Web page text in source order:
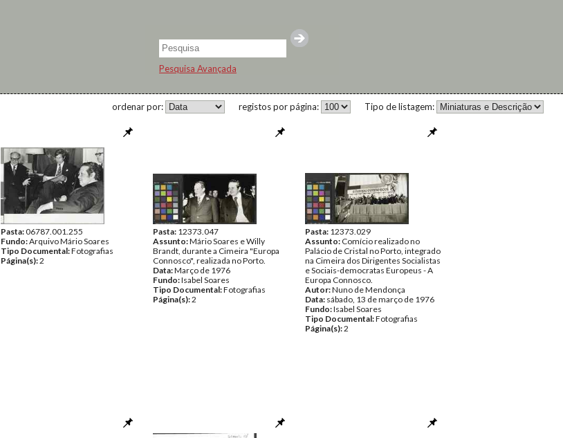
Pesquisa Avançada
Tipo de listagem:
registos por página:
ordenar por:
Pasta:06787.001.255
Fundo:Arquivo Mário Soares
Tipo Documental:Fotografias
Página(s):2
Pasta: 12373.047
Assunto:Mário Soares e Willy
Brandt, durante a Cimeira "Europa
Connosco", realizada no Porto.
Data:Março de 1976
Fundo:Isabel Soares
Tipo Documental:Fotografias
Página(s):2
Pasta: 12373.029
Assunto: Comício realizado no
Palácio de Cristal no Porto, integrado
na Cimeira dos Dirigentes Socialistas
e Sociais-democratas Europeus - A
Europa Connosco.
Autor:Nuno de Mendonça
Data: sábado, 13 de março de 1976
Fundo:Isabel Soares
Tipo Documental:Fotografias
Página(s):2